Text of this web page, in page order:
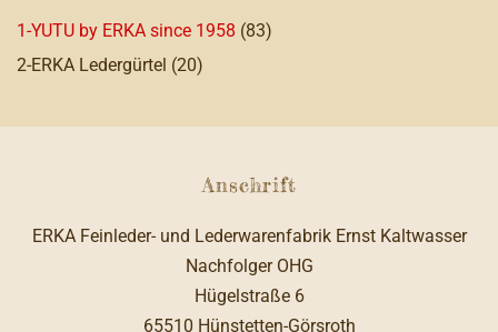
1-YUTU by ERKA since 1958 (83)
2-ERKA Ledergürtel (20)
Anschrift
ERKA Feinleder- und Lederwarenfabrik Ernst Kaltwasser
Nachfolger OHG
Hügelstraße 6
65510 Hünstetten-Görsroth